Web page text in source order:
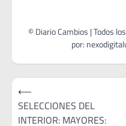
Navegación
de
⟵
SELECCIONES DEL
INTERIOR: MAYORES: